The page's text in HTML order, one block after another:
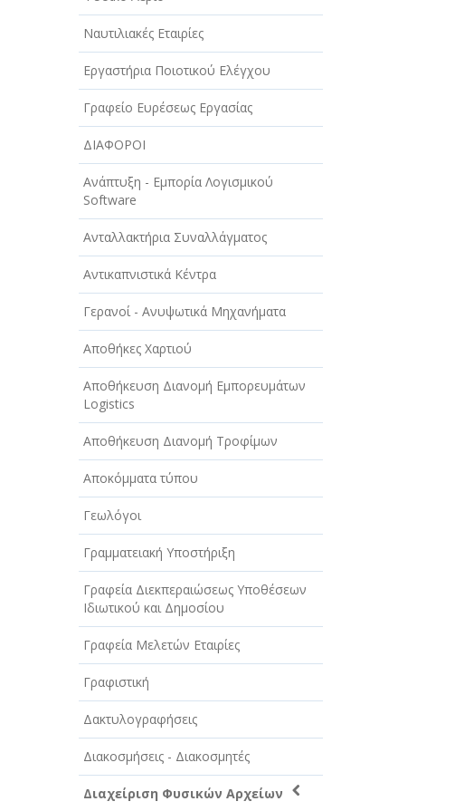
Ναυτιλιακές Εταιρίες
Εργαστήρια Ποιοτικού Ελέγχου
Γραφείο Ευρέσεως Εργασίας
ΔΙΑΦΟΡΟΙ
Ανάπτυξη - Εμπορία Λογισμικού
Software
Ανταλλακτήρια Συναλλάγματος
Αντικαπνιστικά Κέντρα
Γερανοί - Ανυψωτικά Μηχανήματα
Αποθήκες Χαρτιού
Αποθήκευση Διανομή Εμπορευμάτων
Logistics
Αποθήκευση Διανομή Τροφίμων
Αποκόμματα τύπου
Γεωλόγοι
Γραμματειακή Υποστήριξη
Γραφεία Διεκπεραιώσεως Υποθέσεων
Ιδιωτικού και Δημοσίου
Γραφεία Μελετών Εταιρίες
Γραφιστική
Δακτυλογραφήσεις
Διακοσμήσεις - Διακοσμητές
Διαχείριση Φυσικών Αρχείων